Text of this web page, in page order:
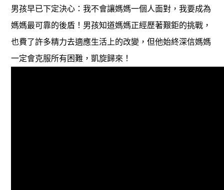
男孩早已下定決心：我不會讓媽媽一個人面對，我要成為
媽媽最可靠的後盾！男孩知道媽媽正經歷著艱鉅的挑戰，
也費了許多精力去適應生活上的改變，但他始終深信媽媽
一定會克服所有困難，凱旋歸來！